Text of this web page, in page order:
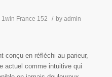
1win France 152 / by admin
conçu en réfléchi au parieur,
actuel comme intuitive qui